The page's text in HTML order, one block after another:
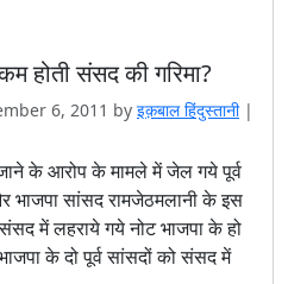
होती संसद की गरिमा?
6, 2011 by इक़बाल हिंदुस्तानी |
के आरोप के मामले में जेल गये पूर्व
सांसद रामजेठमलानी के इस
में लहराये गये नोट भाजपा के हो
के दो पूर्व सांसदों को संसद में